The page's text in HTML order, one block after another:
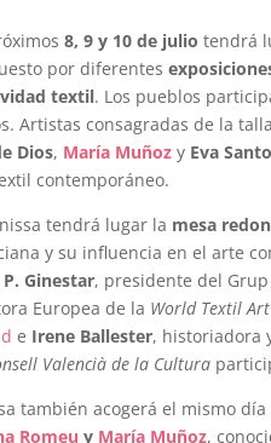
8, 9 y 10 de julio tendrá
por diferentes
textil. Los pueblos
Artistas consagradas de la
Dios, María Muñozy Eva
contemporáneo.
tendrá lugar la mesa
y su influencia en el arte
P. Ginestar, presidente del
Europea de la World Textil Art
e Irene Ballester, historiadora
Valencià de la Cultura
también acogerá el mismo día
Romeu y María Muñoz,